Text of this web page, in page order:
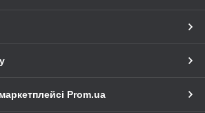
Prom.ua